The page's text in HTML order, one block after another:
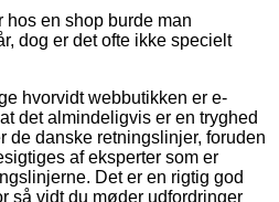
hos en shop burde man
dog er det ofte ikke specielt
hvorvidt webbutikken er e-
det almindeligvis er en tryghed
de danske retningslinjer, foruden
af eksperter som er
Det er en rigtig god
så vidt du møder udfordringer